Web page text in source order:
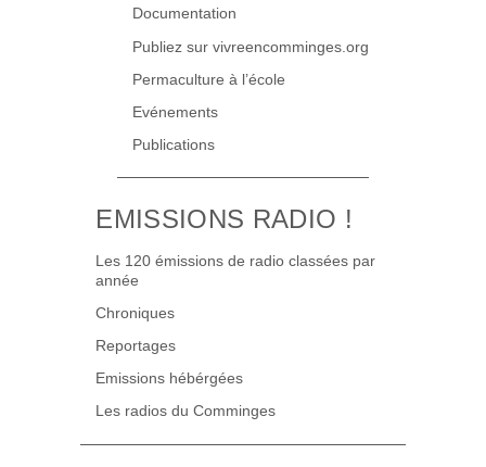
Documentation
Publiez sur vivreencomminges.org
Permaculture à l’école
Evénements
Publications
EMISSIONS RADIO !
Les 120 émissions de radio classées par
année
Chroniques
Reportages
Emissions hébérgées
Les radios du Comminges